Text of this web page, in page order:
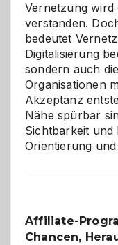
Vernetzung
verstanden.
bedeutet
Digitalisierung
sondern auch
Organisationen
Akzeptanz
Nähe spürbar
Sichtbarkeit
Orientierung
Affiliate-
Chancen,